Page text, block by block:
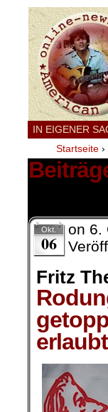
IN EIGENER
Startseite ›
Okt.
06
on 6.
Fritz